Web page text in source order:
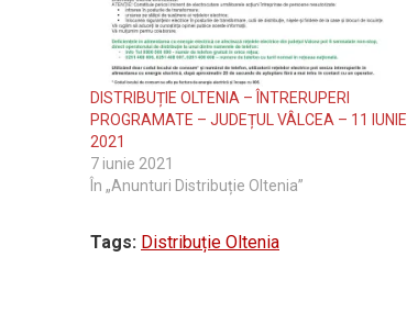
DISTRIBUȚIE OLTENIA – ÎNTRERUPERI
PROGRAMATE – JUDEȚUL VÂLCEA – 11 IUNIE
2021
7 iunie 2021
În „Anunturi Distribuție Oltenia”
Tags: Distribuție Oltenia